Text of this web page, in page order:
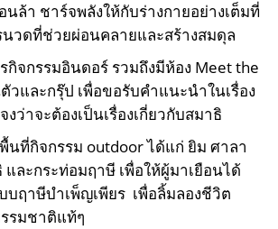
ล้า ชาร์จพลังให้กับร่างกายอย่างเต็มที่
วดที่ช่วยผ่อนคลายและสร้างสมดุล
กิจกรรมอินดอร์ รวมถึงมีห้อง Meet the
วและกรุ๊ป เพื่อขอรับคำแนะนำในเรื่อง
งว่าจะต้องเป็นเรื่องเกี่ยวกับสมาธิ
นที่กิจกรรม outdoor ได้แก่ ยิม ศาลา
ละกระท่อมฤาษี เพื่อให้ผู้มาเยือนได้
ฤาษีบำเพ็ญเพียร เพื่อลิ้มลองชีวิต
รมชาติแท้ๆ